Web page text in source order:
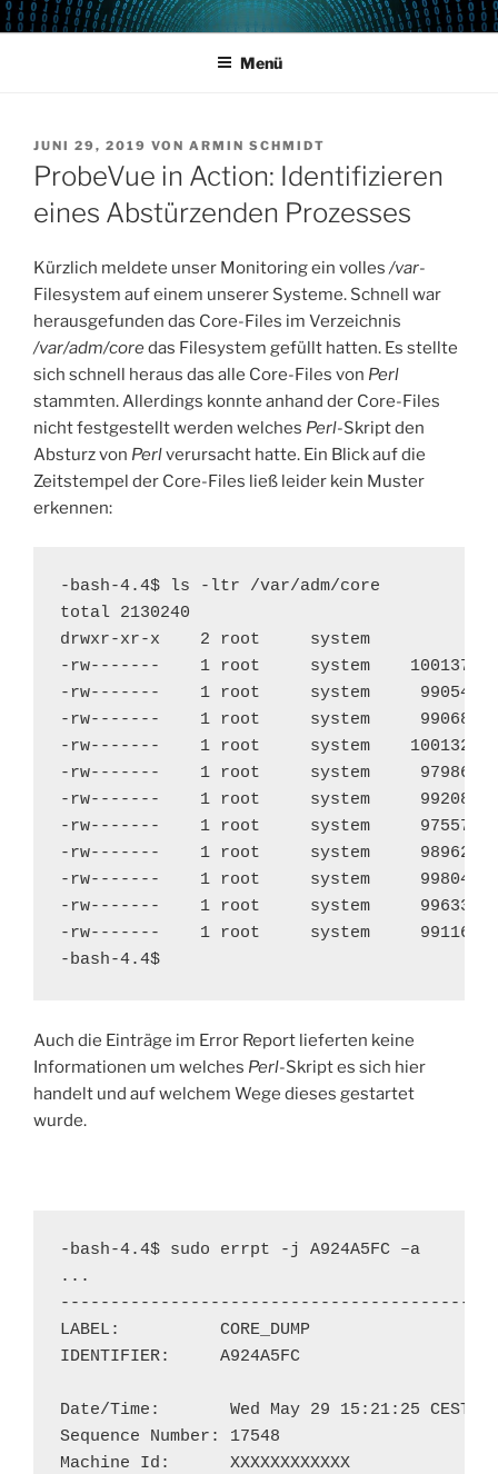
Zum
InhaltPOWERCAMPUS 01
Home of the LPAR-Tool
Menü
VERÖFFENTLICHT
AM
JUNI 29, 2019 VON ARMIN SCHMIDT
ProbeVue in Action: Identifizieren
eines Abstürzenden Prozesses
Kürzlich meldete unser Monitoring ein volles /var-
Filesystem auf einem unserer Systeme. Schnell war
herausgefunden das Core-Files im Verzeichnis
/var/adm/coredas Filesystem gefüllt hatten. Es stellte
sich schnell heraus das alle Core-Files von Perl
stammten. Allerdings konnte anhand der Core-Files
nicht festgestellt werden welches Perl-Skript den
Absturz von Perlverursacht hatte. Ein Blick auf die
Zeitstempel der Core-Files ließ leider kein Muster
erkennen:
-bash-4.4$ ls -ltr /var/adm/core
total 2130240
drwxr-xr-x    2 root     system
-rw-------    1 root     system
-rw-------    1 root     system
-rw-------    1 root     system
-rw-------    1 root     system
-rw-------    1 root     system
-rw-------    1 root     system
-rw-------    1 root     system
-rw-------    1 root     system
-rw-------    1 root     system
-rw-------    1 root     system
-rw-------    1 root     system
-bash-4.4$
Auch die Einträge im Error Report lieferten keine
Informationen um welches Perl-Skript es sich hier
handelt und auf welchem Wege dieses gestartet
wurde.
-bash-4.4$ sudo errpt -j A924A5FC –a
...
LABEL:          CORE_DUMP
IDENTIFIER:     A924A5FC
Date/Time:       Wed May 29 15:21:25 CEST
Sequence Number: 17548
Machine Id:      XXXXXXXXXXXX